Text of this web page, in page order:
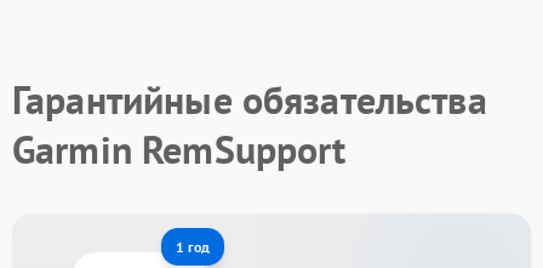
Гарантийные обязательства
Garmin RemSupport
1 год